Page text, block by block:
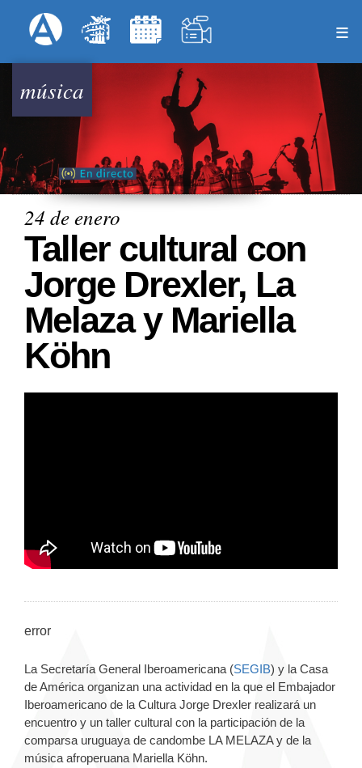
al
principal
Menú Superior
música
24 de enero
Taller cultural con
Jorge Drexler, La
Melaza y Mariella
Köhn
error
La Secretaría General Iberoamericana (SEGIB) y la Casa
de América organizan una actividad en la que el Embajador
Iberoamericano de la Cultura Jorge Drexler realizará un
encuentro y un taller cultural con la participación de la
comparsa uruguaya de candombe LA MELAZA y de la
música afroperuana Mariella Köhn.